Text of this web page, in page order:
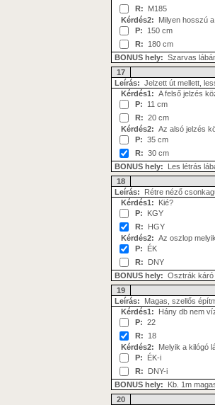
R: M185
Kérdés2: Milyen hosszú
P: 150 cm
R: 180 cm
BONUS hely: Szarvas
17
Leírás: Jelzett út mellett,
Kérdés1: A felső jelzés
P: 11 cm
R: 20 cm
Kérdés2: Az alsó jelzés
P: 35 cm
R: 30 cm
BONUS hely: Les létrás
18
Leírás: Rétre néző
Kérdés1: Kié?
P: KGY
R: HGY
Kérdés2: Az oszlop
P: ÉK
R: DNY
BONUS hely: Osztrák káró
19
Leírás: Magas, szellős
Kérdés1: Hány db nem
P: 22
R: 18
Kérdés2: Melyik a kilógó
P: ÉK-i
R: DNY-i
BONUS hely: Kb. 1m
20